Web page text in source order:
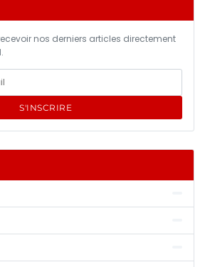
nos derniers articles directement
S'INSCRIRE